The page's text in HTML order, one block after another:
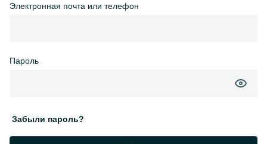
Электронная почта или телефон
Пароль
Забыли пароль?